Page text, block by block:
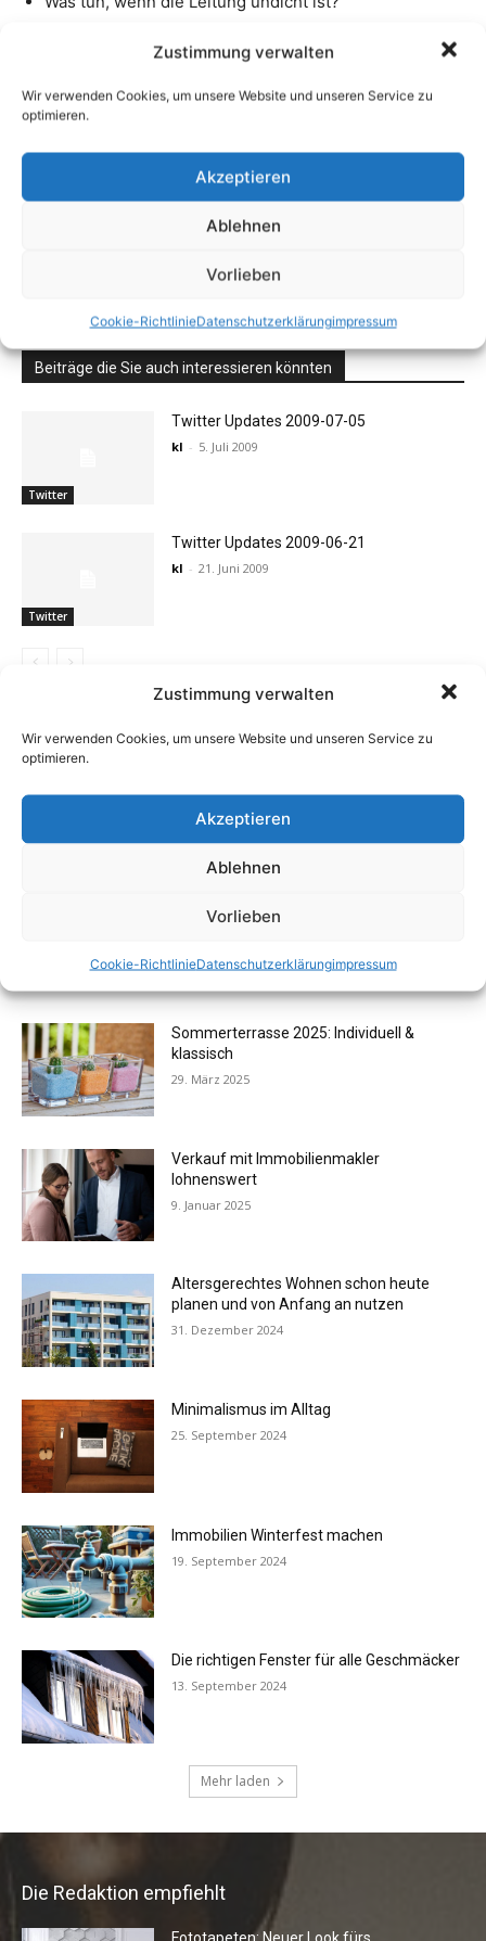
Zustimmung verwalten
Wir verwenden Cookies, um unsere Website und unseren Service zu
optimieren.
Akzeptieren
Ablehnen
Vorlieben
Cookie-RichtlinieDatenschutzerklärungimpressum
Die Redaktion empfiehlt